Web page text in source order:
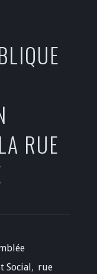
RUE
Social , rue